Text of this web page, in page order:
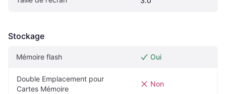
Stockage
Mémoire flash Oui
Double Emplacement pour
Cartes Mémoire
Non